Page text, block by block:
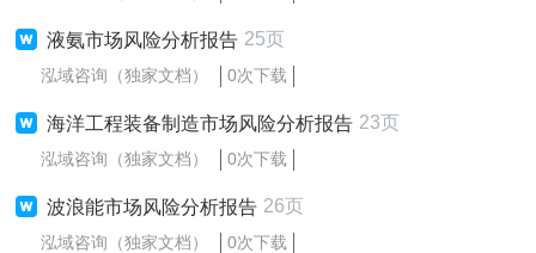
液氨市场风险分析报告 25页
泓域咨询（独家文档） 0次下载
海洋工程装备制造市场风险分析报告 23页
泓域咨询（独家文档） 0次下载
波浪能市场风险分析报告 26页
泓域咨询（独家文档） 0次下载